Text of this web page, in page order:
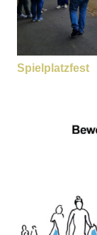
Spielplatzfest